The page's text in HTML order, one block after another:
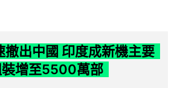
撤出中國 印度成新機主要
裝增至5500萬部